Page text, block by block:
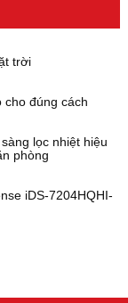
trời
cho đúng cách
lọc nhiệt hiệu
phòng
iDS-7204HQHI-